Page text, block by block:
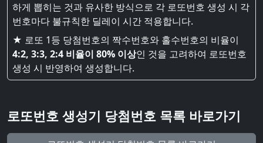
하게 뽑히는 것과 유사한 방식으로 각 로또번호 생성 시 각
번호마다 불규칙한 딜레이 시간 적용합니다.
★ 로또 1등 당첨번호의 짝수번호와 홀수번호의 비율이
4:2, 3:3, 2:4 비율이 80% 이상인 것을 고려하여 로또번호
생성 시 반영하여 생성합니다.
로또번호 생성기 당첨번호 목록 바로가기